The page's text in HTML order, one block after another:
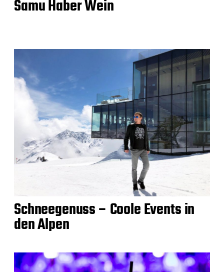
Samu Haber Wein
Schneegenuss – Coole Events in
den Alpen